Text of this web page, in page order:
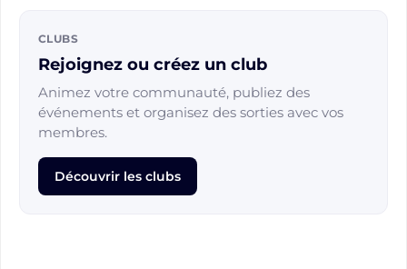
CLUBS
Rejoignez ou créez un club
Animez votre communauté, publiez des
événements et organisez des sorties avec vos
membres.
Découvrir les clubs